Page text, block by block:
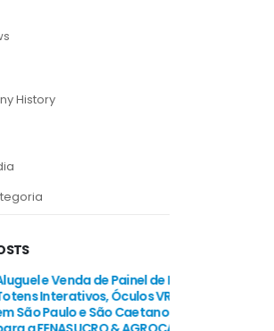
History
de Painel de LED,
Óculos VR e TVs
e São Caetano do Sul